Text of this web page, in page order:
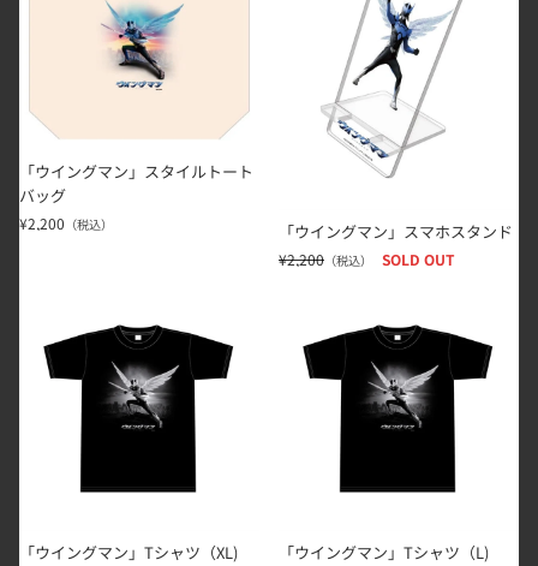
「ウイングマン」スタイルトート
バッグ
¥2,200 （税込） 「ウイングマン」スマホスタンド
¥2,200 （税込） SOLD OUT
「ウイングマン」Tシャツ（XL) 「ウイングマン」Tシャツ（L)